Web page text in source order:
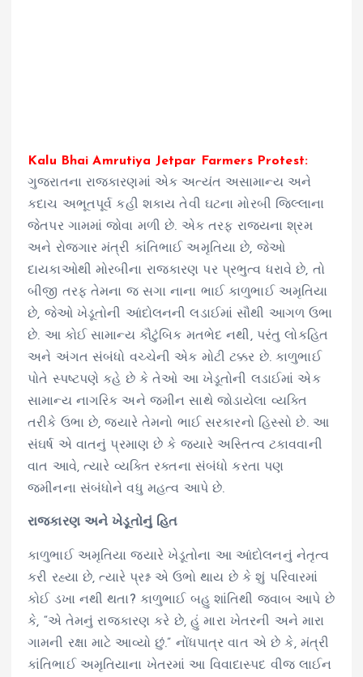
Kalu Bhai Amrutiya Jetpar Farmers Protest:
ગુજરાતના રાજકારણમાં એક અત્યંત અસામાન્ય અને
કદાચ અભૂતપૂર્વ કહી શકાય તેવી ઘટના મોરબી જિલ્લાના
જેતપર ગામમાં જોવા મળી છે. એક તરફ રાજ્યના શ્રમ
અને રોજગાર મંત્રી કાંતિભાઈ અમૃતિયા છે, જેઓ
દાયકાઓથી મોરબીના રાજકારણ પર પ્રભુત્વ ધરાવે છે, તો
બીજી તરફ તેમના જ સગા નાના ભાઈ કાળુભાઈ અમૃતિયા
છે, જેઓ ખેડૂતોની આંદોલનની લડાઈમાં સૌથી આગળ ઉભા
છે. આ કોઈ સામાન્ય કૌટુંબિક મતભેદ નથી, પરંતુ લોકહિત
અને અંગત સંબંધો વચ્ચેની એક મોટી ટક્કર છે. કાળુભાઈ
પોતે સ્પષ્ટપણે કહે છે કે તેઓ આ ખેડૂતોની લડાઈમાં એક
સામાન્ય નાગરિક અને જમીન સાથે જોડાયેલા વ્યક્તિ
તરીકે ઉભા છે, જ્યારે તેમનો ભાઈ સરકારનો હિસ્સો છે. આ
સંઘર્ષ એ વાતનું પ્રમાણ છે કે જ્યારે અસ્તિત્વ ટકાવવાની
વાત આવે, ત્યારે વ્યક્તિ રક્તના સંબંધો કરતા પણ
જમીનના સંબંધોને વધુ મહત્વ આપે છે.
રાજકારણ અને ખેડૂતોનું હિત
કાળુભાઈ અમૃતિયા જ્યારે ખેડૂતોના આ આંદોલનનું નેતૃત્વ
કરી રહ્યા છે, ત્યારે પ્રશ્ન એ ઉભો થાય છે કે શું પરિવારમાં
કોઈ ડખા નથી થતા? કાળુભાઈ બહુ શાંતિથી જવાબ આપે છે
કે, “એ તેમનું રાજકારણ કરે છે, હું મારા ખેતરની અને મારા
ગામની રક્ષા માટે આવ્યો છું.” નોંધપાત્ર વાત એ છે કે, મંત્રી
કાંતિભાઈ અમૃતિયાના ખેતરમાં આ વિવાદાસ્પદ વીજ લાઈન